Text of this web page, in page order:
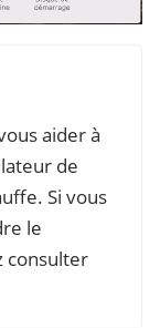
aider à
de
Si vous
le
consulter